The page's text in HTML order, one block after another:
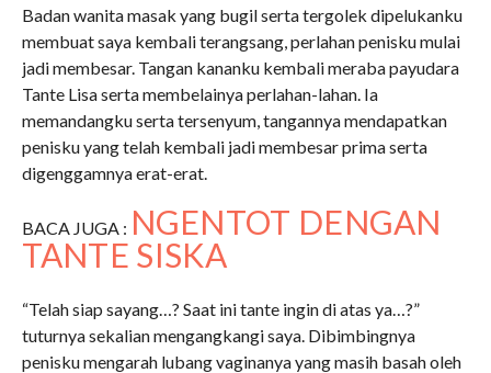
Badan wanita masak yang bugil serta tergolek dipelukanku
membuat saya kembali terangsang, perlahan penisku mulai
jadi membesar. Tangan kananku kembali meraba payudara
Tante Lisa serta membelainya perlahan-lahan. Ia
memandangku serta tersenyum, tangannya mendapatkan
penisku yang telah kembali jadi membesar prima serta
digenggamnya erat-erat.
BACA JUGA : NGENTOT DENGAN
TANTE SISKA
“Telah siap sayang…? Saat ini tante ingin di atas ya…?”
tuturnya sekalian mengangkangi saya. Dibimbingnya
penisku mengarah lubang vaginanya yang masih basah oleh